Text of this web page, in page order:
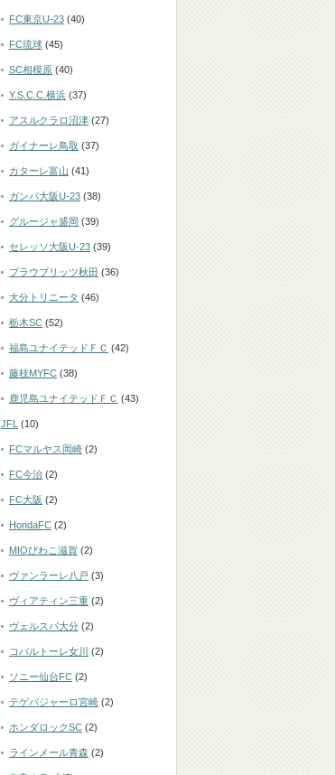
FC東京U-23 (40)
FC琉球 (45)
SC相模原 (40)
Y.S.C.C.横浜 (37)
アスルクラロ沼津 (27)
ガイナーレ鳥取 (37)
カターレ富山 (41)
ガンバ大阪U-23 (38)
グルージャ盛岡 (39)
セレッソ大阪U-23 (39)
ブラウブリッツ秋田 (36)
大分トリニータ (46)
栃木SC (52)
福島ユナイテッドＦＣ (42)
藤枝MYFC (38)
鹿児島ユナイテッドＦＣ (43)
JFL (10)
FCマルヤス岡崎 (2)
FC今治 (2)
FC大阪 (2)
HondaFC (2)
MIOびわこ滋賀 (2)
ヴァンラーレ八戸 (3)
ヴィアティン三重 (2)
ヴェルスパ大分 (2)
コバルトーレ女川 (2)
ソニー仙台FC (2)
テゲバジャーロ宮崎 (2)
ホンダロックSC (2)
ラインメール青森 (2)